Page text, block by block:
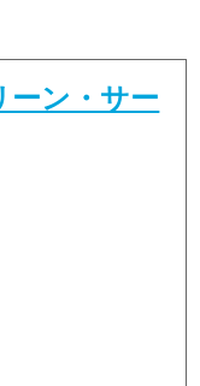
ーン・サー